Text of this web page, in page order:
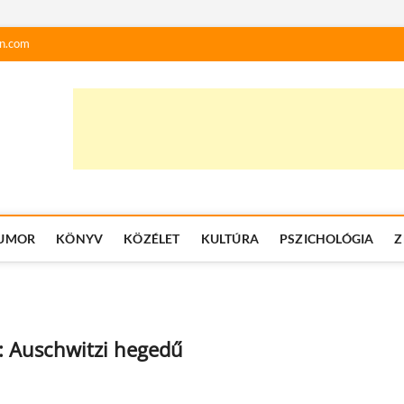
KÖNYV KÖZÉLET KULTÚRA PSZICHOLÓGIA
Auschwitzi hegedű